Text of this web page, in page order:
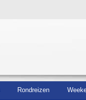
Rondreizen